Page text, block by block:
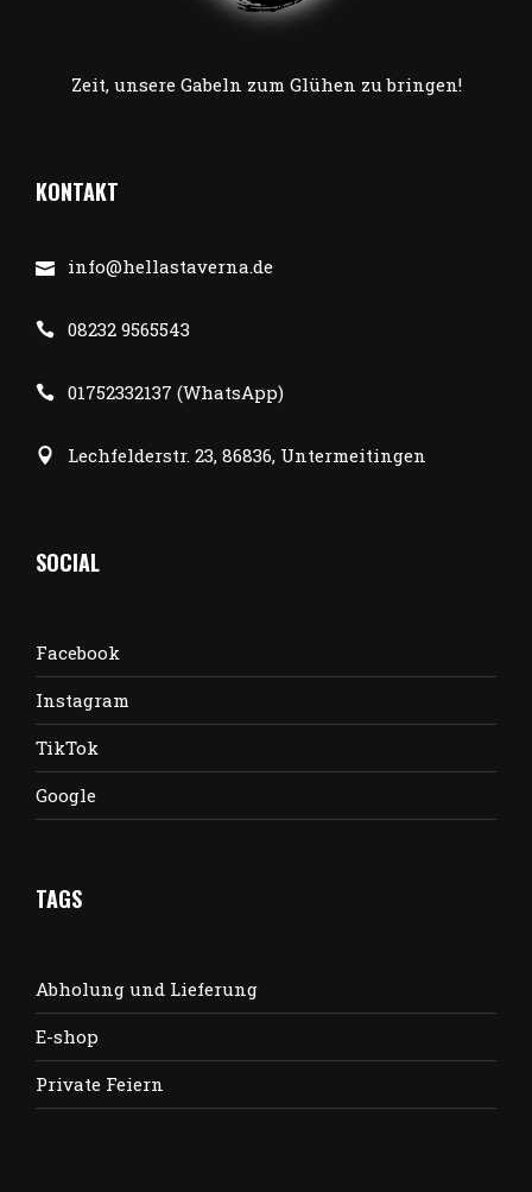
Zeit, unsere Gabeln zum Glühen zu bringen!
KONTAKT
info@hellastaverna.de
08232 9565543
01752332137 (WhatsApp)
Lechfelderstr. 23, 86836, Untermeitingen
SOCIAL
Facebook
Instagram
TikTok
Google
TAGS
Abholung und Lieferung
E-shop
Private Feiern